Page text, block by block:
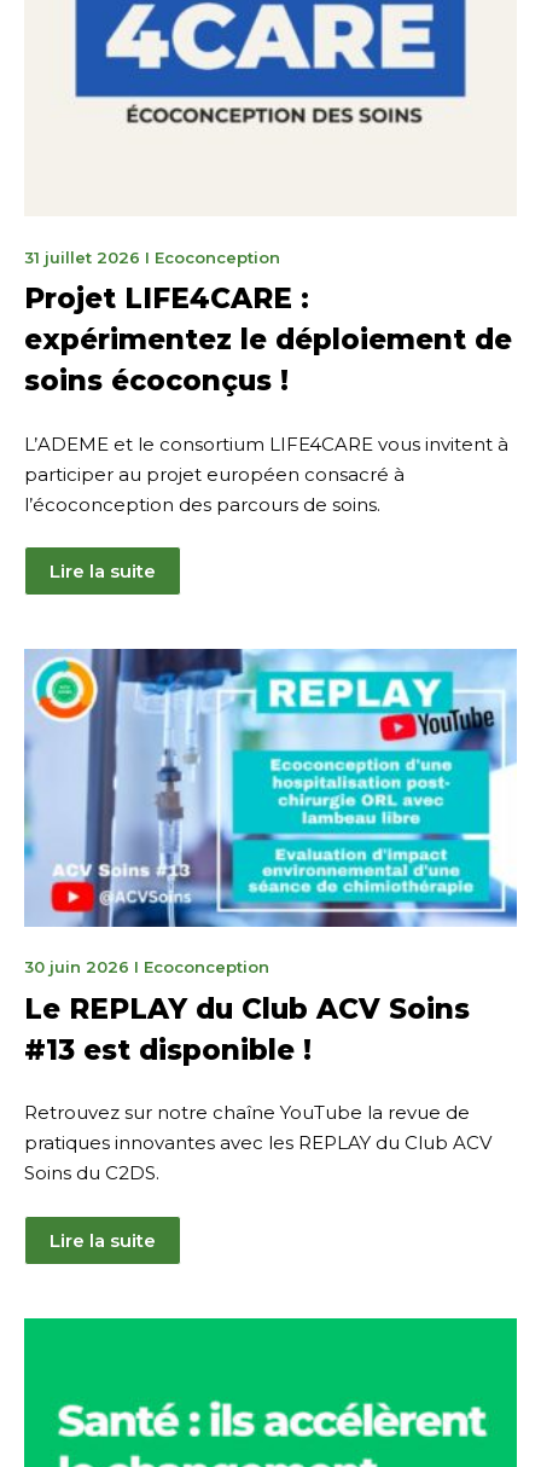
31 juillet 2026 31
2026
I Ecoconception
Projet LIFE4CARE :
expérimentez le déploiement de
soins écoconçus !
L’ADEME et le consortium LIFE4CARE vous invitent à
participer au projet européen consacré à
l’écoconception des parcours de soins.
Lire la suite
30 juin 2026 31
2026
I Ecoconception
Le REPLAY du Club ACV Soins
#13 est disponible !
Retrouvez sur notre chaîne YouTube la revue de
pratiques innovantes avec les REPLAY du Club ACV
Soins du C2DS.
Lire la suite